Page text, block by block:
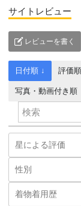
サイトレビュー
レビューを書く
日付順 ↓ 評価順
写真・動画付き順